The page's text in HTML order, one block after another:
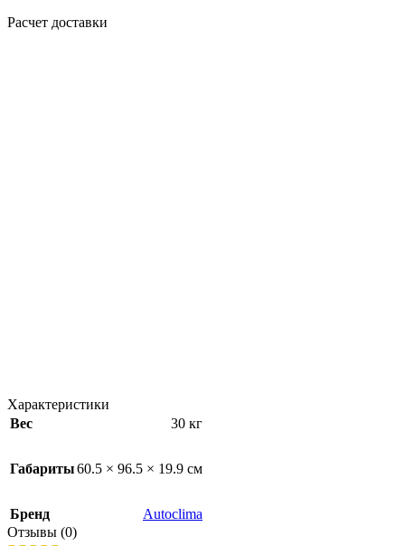
Расчет доставки
Характеристики
Вес
30 кг
Габариты60.5 × 96.5 × 19.9 см
Бренд
Autoclima
Отзывы (0)